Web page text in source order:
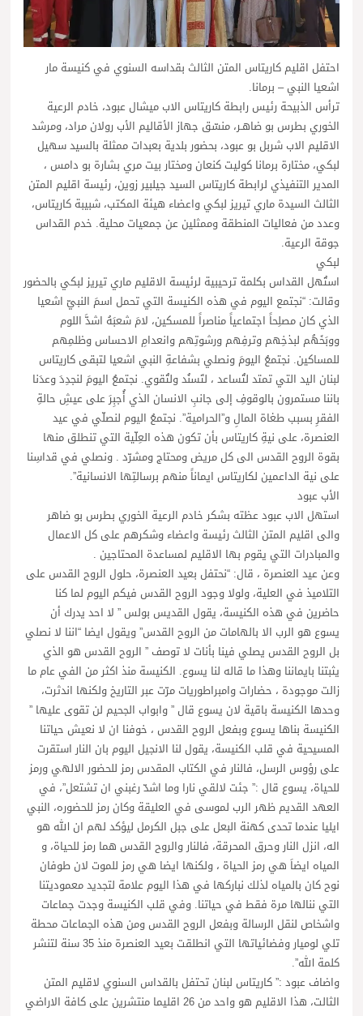
احتفل اقليم كاريتاس المتن الثالث بقداسه السنوي في كنيسة مار
اشعيا النبي – برمانا.
ترأس الذبيحة رئيس رابطة كاريتاس الاب ميشال عبود، خادم الرعية
الخوري بطرس بو ضاهـر، منسّق جهاز الأقاليم الأب رولان مراد، ومرشد
الاقليم الاب شربل بو عبود، بحضور بلدية بعبدات ممثلة بالسيد سهيل
لبكي، مختارة برمانا كوليت كنعان ومختار بيت مري بشارة بو دامس ،
المدير التنفيذي لرابطة كاريتاس السيد جيلبير زوين، رئيسة اقليم المتن
الثالث السيدة ماري تيريز لبكي واعضاء هيئة المكتب، شبيبة كاريتاس،
وعدد من فعاليات المنطقة وممثلين عن جمعيات محلية. خدم القداس
جوقة الرعية.
لبكي
استُهل القداس بكلمة ترحيبية لرئيسة الاقليم ماري تيريز لبكي بالحضور
وقالت: “نجتمع اليوم في هذه الكنيسة التي تحمل اسمَ النبيّ اشعيا
الذي كان مصلِحاً اجتماعياً مناصراً للمسكين، لامَ شعبَهُ اشدَّ اللوم
ووبَخَهُم لبذخِهم وترفِهم ورشوتِهم وانعدامِ الاحساس وظلمِهم
للمساكين. نجتمعُ اليومَ ونصلي بشفاعةِ النبي اشعيا لتبقى كاريتاس
لبنان اليد التي تمتد لتُساعد ، لتَسنُد ولتُقوي. نجتمعُ اليومَ لنجدِدَ وعدَنا
باننا مستمرون بالوقوفِ إلى جانبِ الانسان الذي أُجبِرَ على عيشِ حالةِ
الفقرِ بسبب طغاة المالِ و”الحرامية”. نجتمعُ اليوم لنصلّي في عيد
العنصرة، على نيةِ كاريتاس بأن تكون هذه العِلّية التي تنطلق منها
بقوة الروح القدس الى كل مريض ومحتاج ومشرّد . ونصلي في قداسِنا
على نية الداعمين لكاريتاس ايماناً منهم برسالتِها الانسانية”.
الأب عبود
استهل الاب عبود عظته بشكر خادم الرعية الخوري بطرس بو ضاهر
والى اقليم المتن الثالث رئيسة واعضاء وشكرهم على كل الاعمال
والمبادرات التي يقوم بها الاقليم لمساعدة المحتاجين .
وعن عيد العنصرة ، قال: “نحتفل بعيد العنصرة، حلول الروح القدس على
التلاميذ في العلية، ولولا وجود الروح القدس فيكم اليوم لما كنا
حاضرين في هذه الكنيسة، يقول القديس بولس ” لا احد يدرك أن
يسوع هو الرب الا بالهامات من الروح القدس” ويقول ايضا “اننا لا نصلي
بل الروح القدس يصلي فينا بأنات لا توصف ” الروح القدس هو الذي
يثبتنا بايماننا وهذا ما قاله لنا يسوع. الكنيسة منذ اكثر من الفي عام ما
زالت موجودة ، حضارات وامبراطوريات مرّت عبر التاريخ ولكنها اندثرت،
وحدها الكنيسة باقية لان يسوع قال ” وابواب الجحيم لن تقوى عليها ”
الكنيسة بناها يسوع وبفعل الروح القدس ، خوفنا ان لا نعيش حياتنا
المسيحية في قلب الكنيسة، يقول لنا الانجيل اليوم بان النار استقرت
على رؤوس الرسل، فالنار في الكتاب المقدس رمز للحضور الالهي ورمز
للحياة، يسوع قال :” جئت لالقي نارا وما اشدّ رغبني ان تشتعل”، في
العهد القديم ظهر الرب لموسى في العليقة وكان رمز للحضوره، النبي
ايليا عندما تحدى كهنة البعل على جبل الكرمل ليؤكد لهم ان الله هو
اله، انزل النار وحرق المحرقة، فالنار والروح القدس هما رمز للحياة، و
المياه ايضاَ هي رمز الحياة ، ولكنها ايضا هي رمز للموت لان طوفان
نوح كان بالمياه لذلك نباركها في هذا اليوم علامة لتجديد معموديتنا
التي ننالها مرة فقط في حياتنا. وفي قلب الكنيسة وجدت جماعات
واشخاص لنقل الرسالة وبفعل الروح القدس ومن هذه الجماعات محطة
تلي لوميار وفضائياتها التي انطلقت بعيد العنصرة منذ 35 سنة لتنشر
كلمة الله”.
واضاف عبود :” كاريتاس لبنان تحتفل بالقداس السنوي لاقليم المتن
الثالت، هذا الاقليم هو واحد من 26 اقليما منتشرين على كافة الاراضي